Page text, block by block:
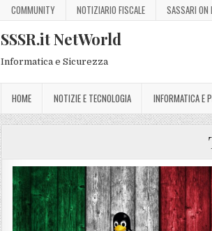
COMMUNITY NOTIZIARIO FISCALE SASSARI ON
SSSR.it NetWorld
Informatica e Sicurezza
HOME NOTIZIE E TECNOLOGIA INFORMATICA E